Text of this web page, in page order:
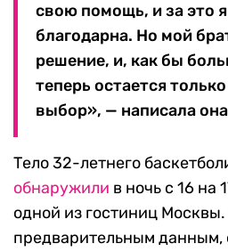
свою помощь, и за это
благодарна. Но мой
решение, и, как бы
теперь остается
выбор», — написала
Тело 32-летнего
обнаружили в ночь с 16 на
одной из гостиниц
предварительным данным,